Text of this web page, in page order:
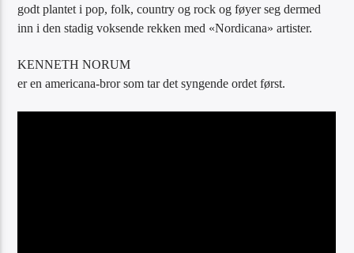
godt plantet i pop, folk, country og rock og føyer seg dermed
inn i den stadig voksende rekken med «Nordicana» artister.
KENNETH NORUM
er en americana-bror som tar det syngende ordet først.